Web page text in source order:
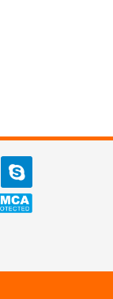
zalo